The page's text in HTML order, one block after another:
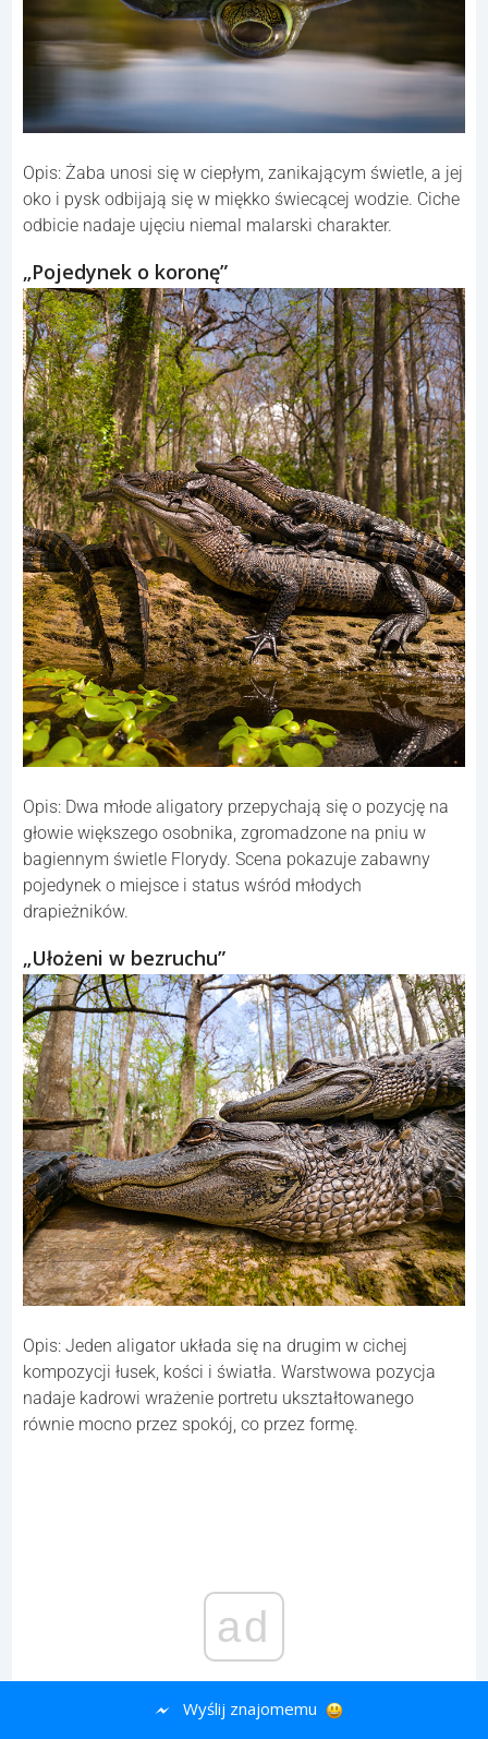
Opis: Żaba unosi się w ciepłym, zanikającym świetle, a jej
oko i pysk odbijają się w miękko świecącej wodzie. Ciche
odbicie nadaje ujęciu niemal malarski charakter.
„Pojedynek o koronę”
Opis: Dwa młode aligatory przepychają się o pozycję na
głowie większego osobnika, zgromadzone na pniu w
bagiennym świetle Florydy. Scena pokazuje zabawny
pojedynek o miejsce i status wśród młodych
drapieżników.
„Ułożeni w bezruchu”
Opis: Jeden aligator układa się na drugim w cichej
kompozycji łusek, kości i światła. Warstwowa pozycja
nadaje kadrowi wrażenie portretu ukształtowanego
równie mocno przez spokój, co przez formę.
ad
Wyślij znajomemu